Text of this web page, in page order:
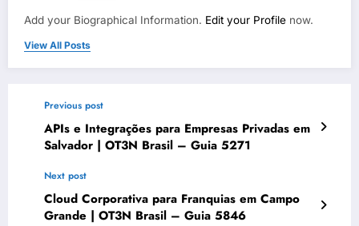
Add your Biographical Information. Edit your Profile now.
View All Posts
Previous post
APIs e Integrações para Empresas Privadas em
Salvador | OT3N Brasil – Guia 5271
Next post
Cloud Corporativa para Franquias em Campo
Grande | OT3N Brasil – Guia 5846